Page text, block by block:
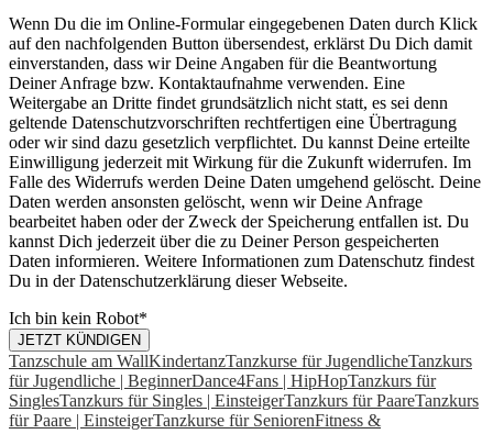
Wenn Du die im Online-Formular eingegebenen Daten durch Klick
auf den nachfolgenden Button übersendest, erklärst Du Dich damit
einverstanden, dass wir Deine Angaben für die Beantwortung
Deiner Anfrage bzw. Kontaktaufnahme verwenden. Eine
Weitergabe an Dritte findet grundsätzlich nicht statt, es sei denn
geltende Datenschutzvorschriften rechtfertigen eine Übertragung
oder wir sind dazu gesetzlich verpflichtet. Du kannst Deine erteilte
Einwilligung jederzeit mit Wirkung für die Zukunft widerrufen. Im
Falle des Widerrufs werden Deine Daten umgehend gelöscht. Deine
Daten werden ansonsten gelöscht, wenn wir Deine Anfrage
bearbeitet haben oder der Zweck der Speicherung entfallen ist. Du
kannst Dich jederzeit über die zu Deiner Person gespeicherten
Daten informieren. Weitere Informationen zum Datenschutz findest
Du in der Datenschutzerklärung dieser Webseite.
Ich bin kein Robot*
JETZT KÜNDIGEN
Email
Address*
Tanzschule am WallKindertanzTanzkurse für JugendlicheTanzkurs
für Jugendliche | BeginnerDance4Fans | HipHopTanzkurs für
SinglesTanzkurs für Singles | EinsteigerTanzkurs für PaareTanzkurs
für Paare | EinsteigerTanzkurse für SeniorenFitness &